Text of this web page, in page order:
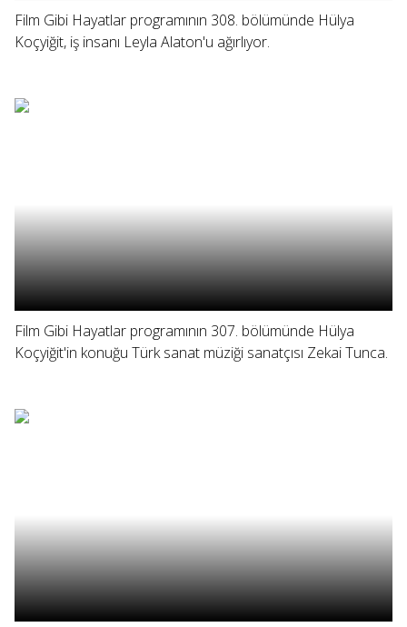
Film Gibi Hayatlar programının 308. bölümünde Hülya
Koçyiğit, iş insanı Leyla Alaton'u ağırlıyor.
Film Gibi Hayatlar programının 307. bölümünde Hülya
Koçyiğit'in konuğu Türk sanat müziği sanatçısı Zekai Tunca.